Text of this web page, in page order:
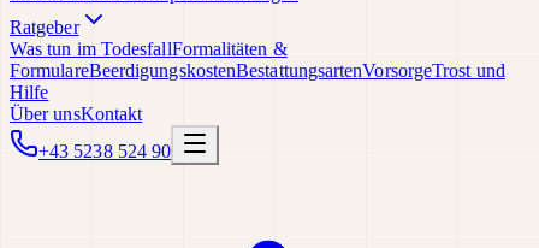
Ratgeber
Was tun im TodesfallFormalitäten &
FormulareBeerdigungskostenBestattungsartenVorsorgeTrost und
Hilfe
Über unsKontakt
+43 5238 524 90